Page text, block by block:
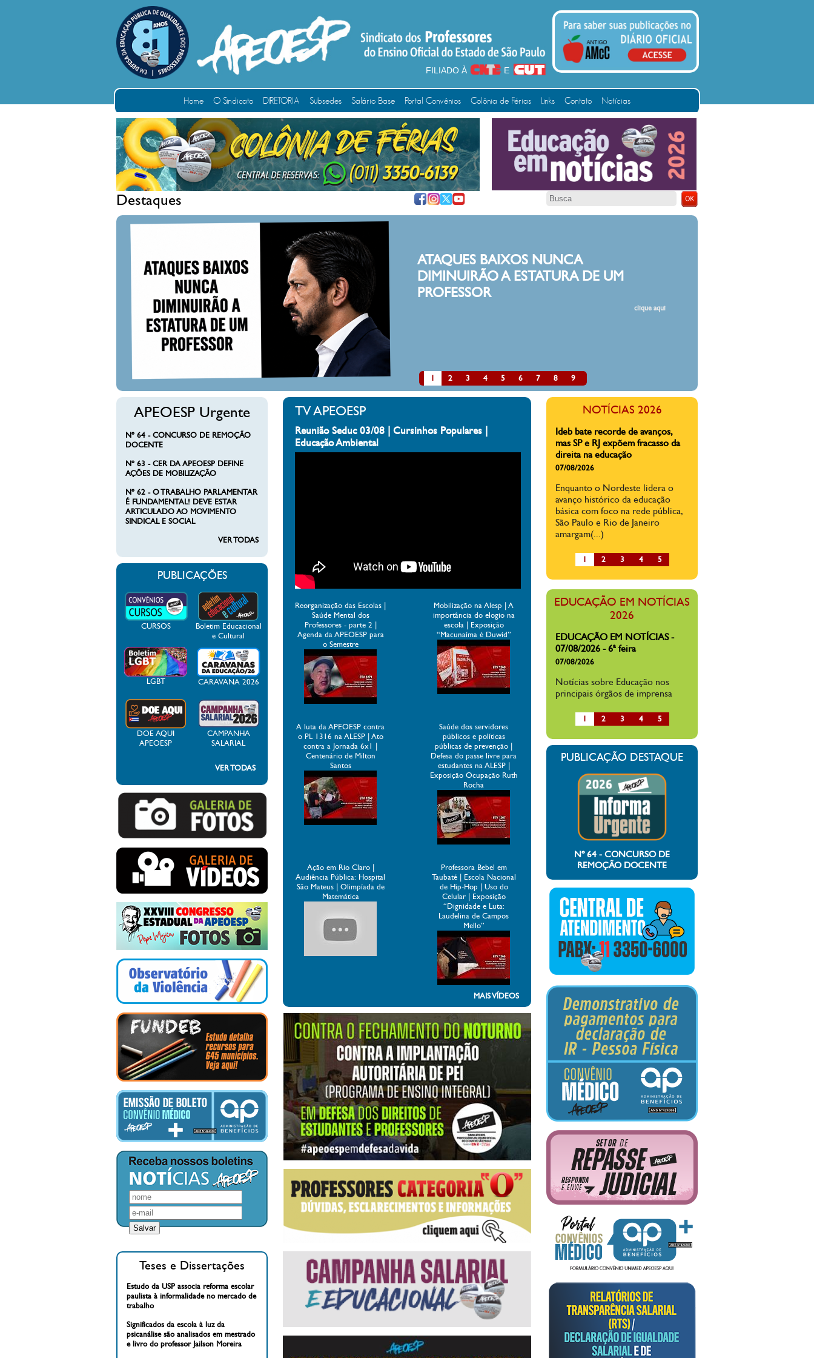
FILIADO À E
Home O Sindicato DIRETORIA Subsedes Salário Base Portal Convênios Colônia de Férias Links Contato Notícias
Destaques
1 2 3 4 5 6 7 8 9
ATAQUES BAIXOS NUNCA
DIMINUIRÃO A ESTATURA DE UM
PROFESSOR
APEOESP Urgente
Nº 64 - CONCURSO DE REMOÇÃO
DOCENTE
Nº 63 - CER DA APEOESP DEFINE
AÇÕES DE MOBILIZAÇÃO
Nº 62 - O TRABALHO PARLAMENTAR
É FUNDAMENTAL! DEVE ESTAR
ARTICULADO AO MOVIMENTO
SINDICAL E SOCIAL
VER TODAS
PUBLICAÇÕES
CURSOS
Boletim Educacional
e Cultural
LGBT CARAVANA 2026
DOE AQUI
APEOESP
CAMPANHA
SALARIAL
VER TODAS
Teses e Dissertações
Estudo da USP associa reforma escolar
paulista à informalidade no mercado de
trabalho
Significados da escola à luz da
psicanálise são analisados em mestrado
e livro do professor Jailson Moreira
TV APEOESP
Reunião Seduc 03/08 | Cursinhos Populares |
Educação Ambiental
Reorganização das Escolas |
Saúde Mental dos
Professores - parte 2 |
Agenda da APEOESP para
o Semestre
Mobilização na Alesp | A
importância do elogio na
escola | Exposição
“Macunaíma é Duwid”
A luta da APEOESP contra
o PL 1316 na ALESP | Ato
contra a Jornada 6x1 |
Centenário de Milton
Santos
Saúde dos servidores
públicos e políticas
públicas de prevenção |
Defesa do passe livre para
estudantes na ALESP |
Exposição Ocupação Ruth
Rocha
Ação em Rio Claro |
Audiência Pública: Hospital
São Mateus | Olimpíada de
Matemática
Professora Bebel em
Taubaté | Escola Nacional
de Hip-Hop | Uso do
Celular | Exposição
“Dignidade e Luta:
Laudelina de Campos
Mello”
MAIS VÍDEOS
NOTÍCIAS 2026
Ideb bate recorde de avanços,
mas SP e RJ expõem fracasso da
direita na educação
07/08/2026
Enquanto o Nordeste lidera o
avanço histórico da educação
básica com foco na rede pública,
amargam(...)
A epidemia de violência contra
professores no Brasil: 'Fui
ameaçada de morte pelo pai(...)
23/07/2026
Mais de 65% dos professores
brasileiros dizem já ter sofrido
alguma forma de agressão na sala
de aula ou ambiente escolar, diz
pesquisa
1 2 3 4 5
EDUCAÇÃO EM NOTÍCIAS
2026
EDUCAÇÃO EM NOTÍCIAS -
07/08/2026 - 6ª feira
07/08/2026
Notícias sobre Educação nos
principais órgãos de imprensa
EDUCAÇÃO EM NOTÍCIAS -
06/08/2026 - 5ª feira
Notícias sobre Educação nos
principais órgãos de imprensa
1 2 3 4 5
PUBLICAÇÃO DESTAQUE
Nº 64 - CONCURSO DE
REMOÇÃO DOCENTE